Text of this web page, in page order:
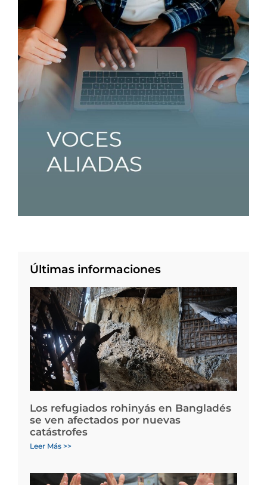
Últimas informaciones
Los refugiados rohinyás en Bangladés
se ven afectados por nuevas
catástrofes
Leer Más >>